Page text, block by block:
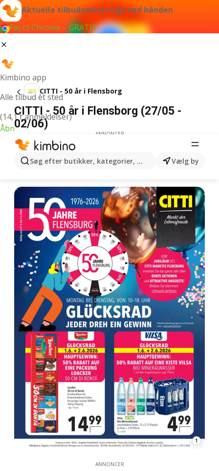
Aktuelle tilbudsaviser lige ved hånden
Føj til Chrome – GRATIS
Kimbino app
Alle tilbud ét sted
(14,1 t anmeldelser)
Åbn
Søg efter butikker, kategorier, produkter...Vælg by
CITTI - 50 år i Flensborg
CITTI - 50 år i Flensborg (27/05 -
02/06)
ANNONCER
1
ANNONCER